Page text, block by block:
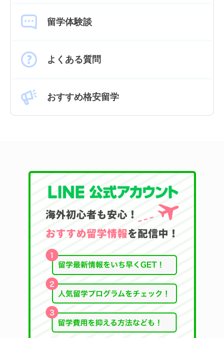
留学体験談
よくある質問
おすすめ格安留学